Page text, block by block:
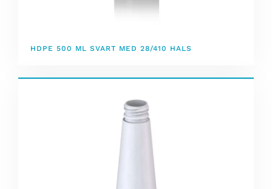
HDPE 500 ML SVART MED 28/410 HALS